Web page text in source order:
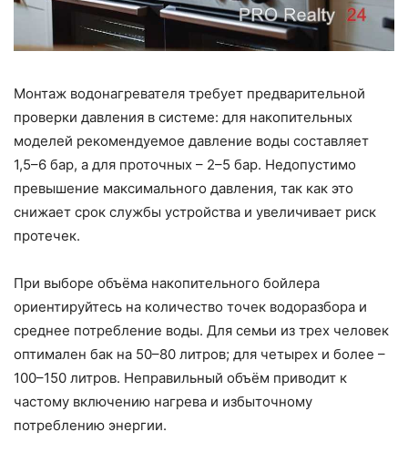
Монтаж водонагревателя требует предварительной
проверки давления в системе: для накопительных
моделей рекомендуемое давление воды составляет
1,5–6 бар, а для проточных – 2–5 бар. Недопустимо
превышение максимального давления, так как это
снижает срок службы устройства и увеличивает риск
протечек.
При выборе объёма накопительного бойлера
ориентируйтесь на количество точек водоразбора и
среднее потребление воды. Для семьи из трех человек
оптимален бак на 50–80 литров; для четырех и более –
100–150 литров. Неправильный объём приводит к
частому включению нагрева и избыточному
потреблению энергии.